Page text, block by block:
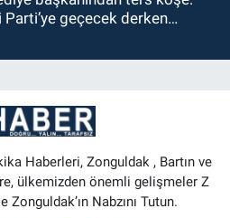
Parti’ye geçecek derken…
Haberleri, Zonguldak , Bartın ve
ülkemizden önemli gelişmeler Z
Zonguldak’ın Nabzını Tutun.